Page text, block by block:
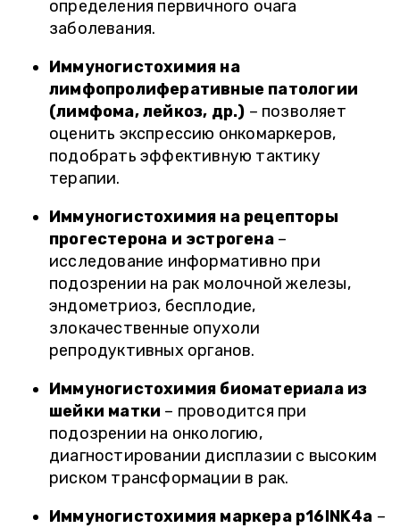
определения первичного очага
заболевания.
Иммуногистохимия на
лимфопролиферативные патологии
(лимфома, лейкоз, др.) – позволяет
оценить экспрессию онкомаркеров,
подобрать эффективную тактику
терапии.
Иммуногистохимия на рецепторы
прогестерона и эстрогена–
исследование информативно при
подозрении на рак молочной железы,
эндометриоз, бесплодие,
злокачественные опухоли
репродуктивных органов.
Иммуногистохимия биоматериала из
шейки матки – проводится при
подозрении на онкологию,
диагностировании дисплазии с высоким
риском трансформации в рак.
Иммуногистохимия маркера p16INK4a –